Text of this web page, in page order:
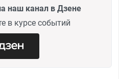
наш канал в Дзене
в курсе событий